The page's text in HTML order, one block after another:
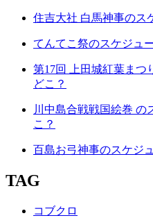
住吉大社 白馬神事のス
てんてこ祭のスケジュ
第17回 上田城紅葉まつ
どこ？
川中島合戦戦国絵巻 の
こ？
百島お弓神事のスケジ
TAG
コブクロ